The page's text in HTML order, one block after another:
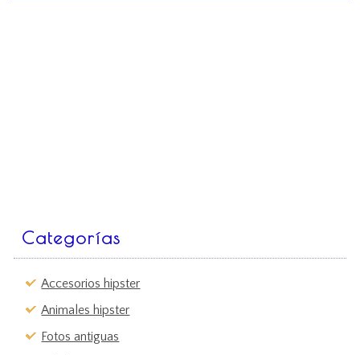
Categorías
Accesorios hipster
Animales hipster
Fotos antiguas